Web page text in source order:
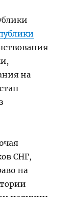
на
СНГ,
на